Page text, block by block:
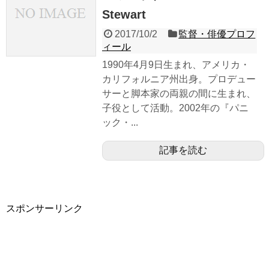
Stewart
2017/10/2
監督・俳優プロフ
ィール
1990年4月9日生まれ、アメリカ・
カリフォルニア州出身。プロデュー
サーと脚本家の両親の間に生まれ、
子役として活動。2002年の『パニ
ック・...
記事を読む
スポンサーリンク